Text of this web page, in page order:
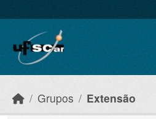
Grupos Extensão